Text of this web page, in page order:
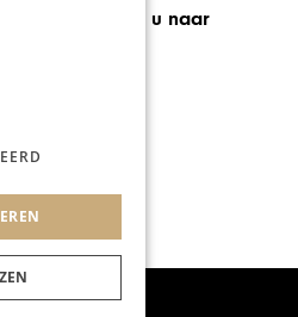
Kerstfreaks: rep u naar